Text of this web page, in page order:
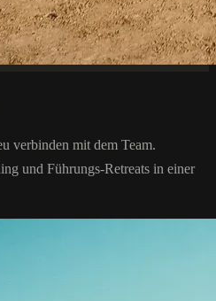
verbinden mit dem Team.
und Führungs-Retreats in einer